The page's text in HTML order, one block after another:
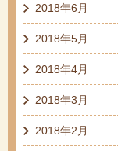
2018年6月
2018年5月
2018年4月
2018年3月
2018年2月